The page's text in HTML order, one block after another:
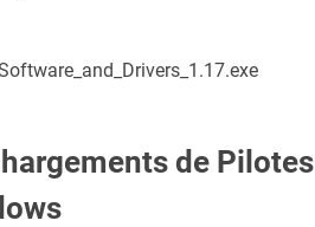
de Pilotes